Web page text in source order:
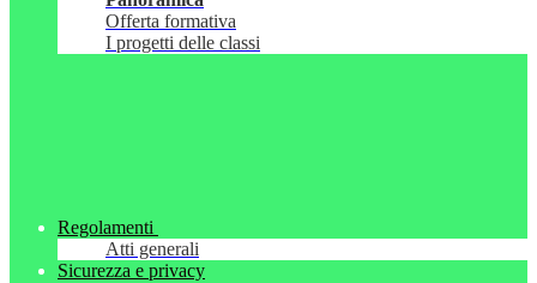
Offerta formativa
I progetti delle classi
Regolamenti
Atti generali
Sicurezza e privacy